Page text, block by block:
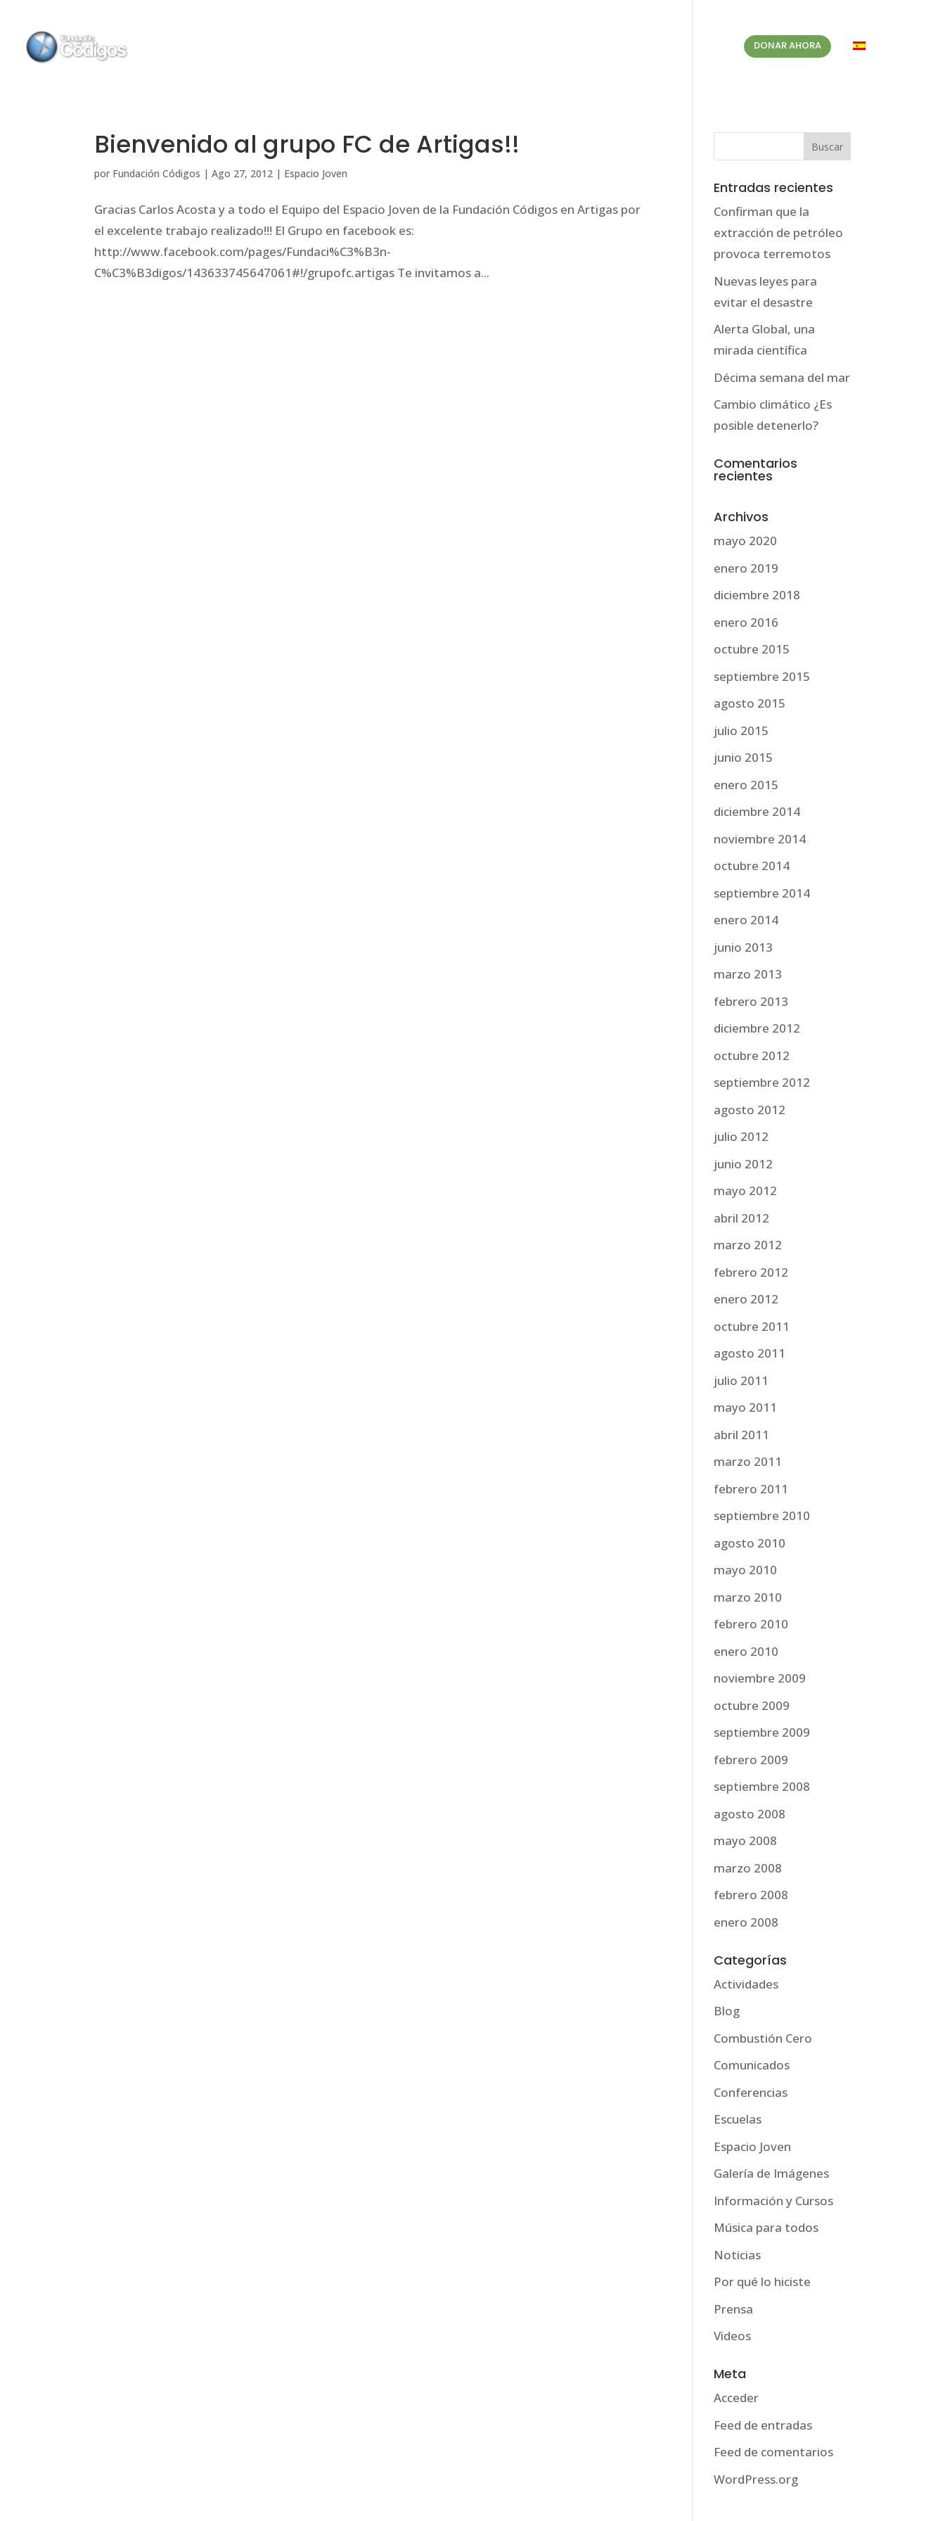
CONTACTO DONAR AHORA
Bienvenido al grupo FC de Artigas!!
por Fundación Códigos |Ago 27, 2012 | Espacio Joven
Gracias Carlos Acosta y a todo el Equipo del Espacio Joven de la Fundación Códigos en Artigas por
el excelente trabajo realizado!!! El Grupo en facebook es:
http://www.facebook.com/pages/Fundaci%C3%B3n-
C%C3%B3digos/143633745647061#!/grupofc.artigas Te invitamos a...
Entradas recientes
Confirman que la
extracción de petróleo
provoca terremotos
Nuevas leyes para
evitar el desastre
Alerta Global, una
mirada científica
Décima semana del mar
Cambio climático ¿Es
posible detenerlo?
Comentarios
recientes
Archivos
mayo 2020
enero 2019
diciembre 2018
enero 2016
octubre 2015
septiembre 2015
agosto 2015
julio 2015
junio 2015
enero 2015
diciembre 2014
noviembre 2014
octubre 2014
septiembre 2014
enero 2014
junio 2013
marzo 2013
febrero 2013
diciembre 2012
octubre 2012
septiembre 2012
agosto 2012
julio 2012
junio 2012
mayo 2012
abril 2012
marzo 2012
febrero 2012
enero 2012
octubre 2011
agosto 2011
julio 2011
mayo 2011
abril 2011
marzo 2011
febrero 2011
septiembre 2010
agosto 2010
mayo 2010
marzo 2010
febrero 2010
enero 2010
noviembre 2009
octubre 2009
septiembre 2009
febrero 2009
septiembre 2008
agosto 2008
mayo 2008
marzo 2008
febrero 2008
enero 2008
Categorías
Actividades
Blog
Combustión Cero
Comunicados
Conferencias
Escuelas
Espacio Joven
Galería de Imágenes
Información y Cursos
Música para todos
Noticias
Por qué lo hiciste
Prensa
Videos
Meta
Acceder
Feed de entradas
Feed de comentarios
WordPress.org